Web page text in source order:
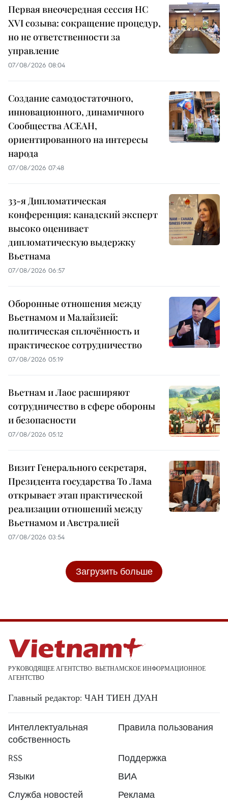
Первая внеочередная сессия НС
XVI созыва: сокращение процедур,
но не ответственности за
управление
07/08/2026 08:04
Создание самодостаточного,
инновационного, динамичного
Сообщества АСЕАН,
ориентированного на интересы
народа
07/08/2026 07:48
33-я Дипломатическая
конференция: канадский эксперт
высоко оценивает
дипломатическую выдержку
Вьетнама
07/08/2026 06:57
Оборонные отношения между
Вьетнамом и Малайзией:
политическая сплочённость и
практическое сотрудничество
07/08/2026 05:19
Вьетнам и Лаос расширяют
сотрудничество в сфере обороны
и безопасности
07/08/2026 05:12
Визит Генерального секретаря,
Президента государства То Лама
открывает этап практической
реализации отношений между
Вьетнамом и Австралией
07/08/2026 03:54
Загрузить больше
РУКОВОДЯЩЕЕ АГЕНТСТВО: ВЬЕТНАМСКОЕ ИНФОРМАЦИОННОЕ
АГЕНТСТВО
Главный редактор: ЧАН ТИЕН ДУАН
Интеллектуальная
собственность
Правила пользования
RSS
Поддержка
Языки
ВИА
Служба новостей
Реклама